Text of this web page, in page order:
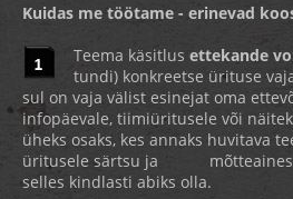
Kuidas me töötame - erinevad
Teema käsitlus ettekande
tundi) konkreetse ürituse
sul on vaja välist esinejat oma
infopäevale, tiimiüritusele või
üheks osaks, kes annaks huvitava
üritusele särtsu ja mõtteainest
selles kindlasti abiks olla.